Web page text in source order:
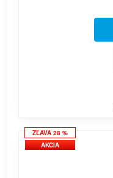
ZĽAVA 28 %
AKCIA